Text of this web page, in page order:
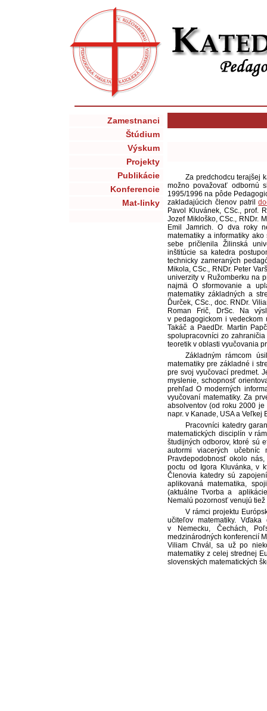
Zamestnanci
Štúdium
Výskum
Projekty
Publikácie
Konferencie
Mat-linky
Za predchodcu terajšej
možno považovať odbornú
1995/1996 na pôde
zakladajúcich členov patril
Pavol Kluvánek, CSc., prof.
Jozef Mikloško, CSc., RNDr.
Emil Jamrich. O dva roky
matematiky a informatiky
sebe pričlenila Žilinská
inštitúcie sa katedra
technicky zameraných
Mikola, CSc., RNDr. Peter
univerzity v Ružomberku na
najmä O sformovanie a
matematiky základných a
Ďurček, CSc., doc. RNDr.
Roman Frič, DrSc. Na
v pedagogickom i
Takáč a PaedDr. Martin
spolupracovníci zo
teoretik v oblasti vyučovania
Základným rámcom
matematiky pre základné i
pre svoj vyučovací predmet.
myslenie, schopnosť
prehľad O moderných
vyučovaní matematiky. Za
absolventov (od roku 2000
napr. v Kanade, USA a Veľkej
Pracovníci katedry
matematických disciplín v
študijných odborov, ktoré sú
autormi viacerých
Pravdepodobnosť okolo
poctu od Igora Kluvánka, v
Členovia katedry sú
aplikovaná matematika,
(aktuálne Tvorba a
Nemalú pozornosť venujú
V rámci projektu
učiteľov matematiky.
v Nemecku, Čechách,
medzinárodných konferencií
Viliam Chvál, sa už po
matematiky z celej strednej
slovenských matematických